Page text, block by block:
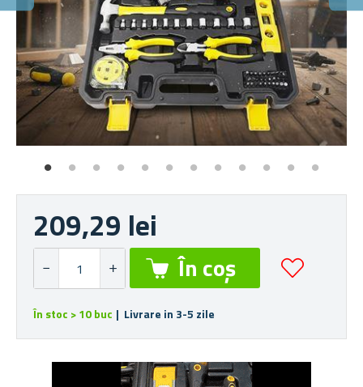
209,29 lei
În stoc > 10 buc | Livrare in 3-5 zile